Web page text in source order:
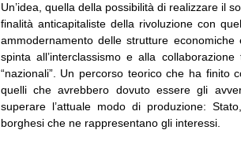
Un’idea, quella della possibilità di realizzare il
finalità anticapitaliste della rivoluzione con
ammodernamento delle strutture
spinta all’interclassismo e alla
“nazionali”. Un percorso teorico che ha finito
quelli che avrebbero dovuto essere gli
superare l’attuale modo di produzione:
borghesi che ne rappresentano gli interessi.